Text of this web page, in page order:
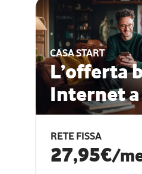
CASA START
L’offerta
Internet a
RETE FISSA
27,95€/
ESCLUSIVA
CASA PRO